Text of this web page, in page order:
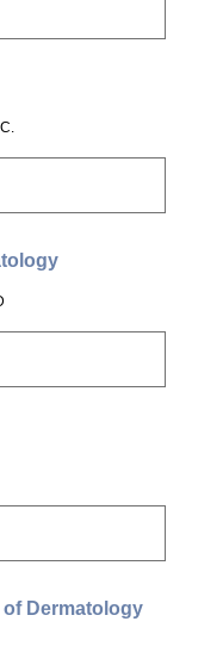
Dermatology